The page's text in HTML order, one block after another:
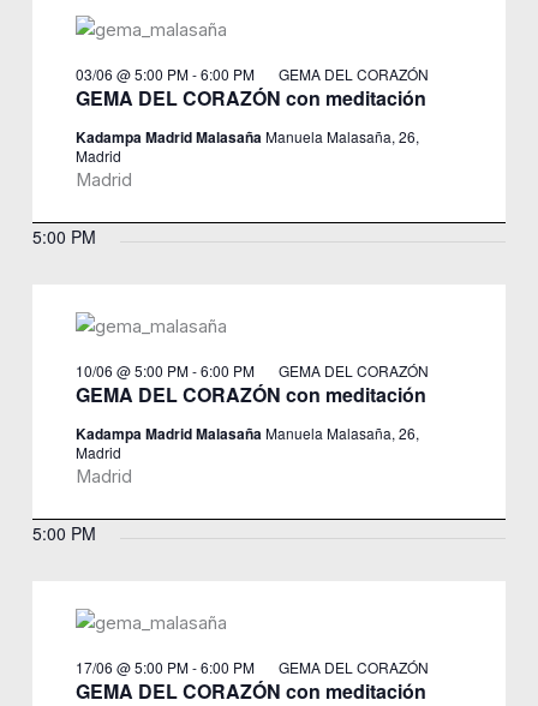
GEMA DEL CORAZÓN con meditación
03/06 @ 5:00 PM-6:00 PM GEMA DEL CORAZÓN
Kadampa Madrid MalasañaManuela Malasaña, 26,
Madrid
Madrid
5:00 PM
GEMA DEL CORAZÓN con meditación
10/06 @ 5:00 PM-6:00 PM GEMA DEL CORAZÓN
Kadampa Madrid MalasañaManuela Malasaña, 26,
Madrid
Madrid
5:00 PM
GEMA DEL CORAZÓN con meditación
17/06 @ 5:00 PM-6:00 PM GEMA DEL CORAZÓN